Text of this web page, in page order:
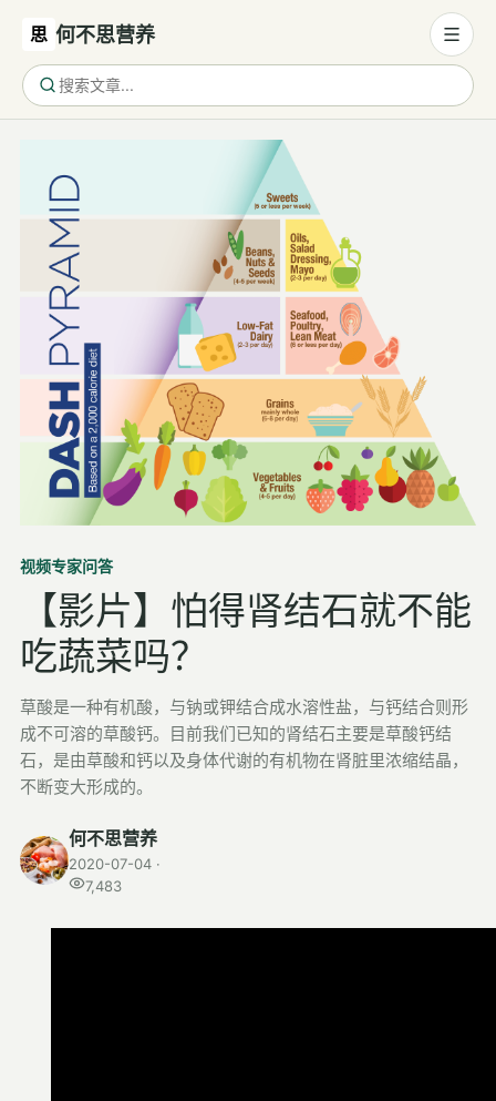
思 何不思营养
营养与饮食
母婴营养
保健食品
健康话题
代谢健康
生殖健康
减肥
运动
睡眠
体检与复查
医学百科
视频
视频博客
营养科普视频
运动营养视频
视频专家问答
【影片】怕得肾结石就不能
吃蔬菜吗？
草酸是一种有机酸，与钠或钾结合成水溶性盐，与钙结合则形
成不可溶的草酸钙。目前我们已知的肾结石主要是草酸钙结
石，是由草酸和钙以及身体代谢的有机物在肾脏里浓缩结晶，
不断变大形成的。
何不思营养
2020-07-04 ·
7,483